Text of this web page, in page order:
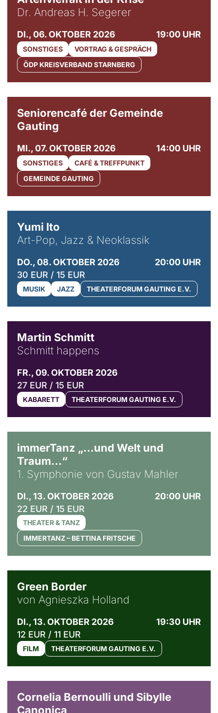
Dr. Andreas H. Segerer
DI., 06. OKTOBER 2026 19:00 UHR
SONSTIGES
VORTRAG & GESPRÄCH
ÖDP KREISVERBAND STARNBERG
Seniorencafé der Gemeinde
Gauting
MI., 07. OKTOBER 2026 14:00 UHR
SONSTIGES
CAFÉ & TREFFPUNKT
GEMEINDE GAUTING
Yumi Ito
Art-Pop, Jazz & Neoklassik
DO., 08. OKTOBER 2026
20:00 UHR
30 EUR / 15 EUR
MUSIK JAZZ THEATERFORUM GAUTING E.V.
Martin Schmitt
Schmitt happens
FR., 09. OKTOBER 2026
27 EUR / 15 EUR
KABARETT THEATERFORUM GAUTING E.V.
immerTanz „…und Welt und
Traum…“
1. Symphonie von Gustav Mahler
DI., 13. OKTOBER 2026
20:00 UHR
22 EUR / 15 EUR
THEATER & TANZ
IMMERTANZ – BETTINA FRITSCHE
Green Border
von Agnieszka Holland
DI., 13. OKTOBER 2026
19:30 UHR
12 EUR / 11 EUR
FILM THEATERFORUM GAUTING E.V.
Cornelia Bernoulli und Sibylle
Canonica